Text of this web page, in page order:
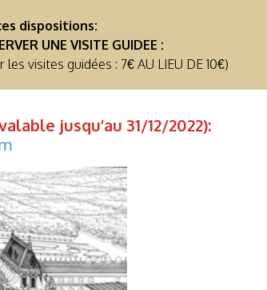
dispositions:
UNE VISITE GUIDEE :
visites guidées : 7€ AU LIEU DE 10€)
jusqu’au 31/12/2022):